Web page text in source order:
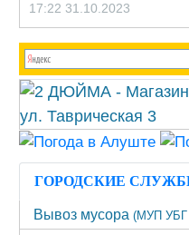
17:22 31.10.2023
ГОРОДСКИЕ
Вывоз мусора (МУП УБГ